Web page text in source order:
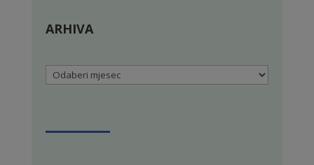
ARHIVA
Arhiva